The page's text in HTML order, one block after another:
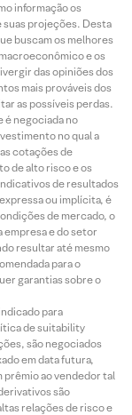
informação os
suas projeções. Desta
buscam os melhores
e os
das opiniões dos
mais prováveis dos
as possíveis perdas.
é negociada no
no qual a
cotações de
de alto risco e os
de resultados
ou implícita, é
de mercado, o
e do setor
resultar até mesmo
para o
garantias sobre o
para
de suitability
são negociados
em data futura,
prêmio ao vendedor tal
são
relações de risco e